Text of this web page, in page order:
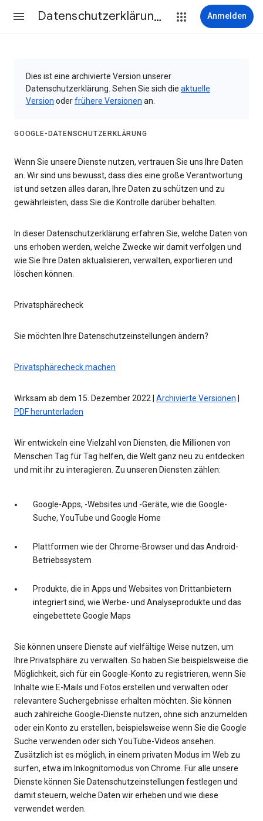
Datenschutzerklärung & Nutzungsbedingungen Anmelden
Dies ist eine archivierte Version unserer
Datenschutzerklärung. Sehen Sie sich die aktuelle
Version oderfrühere Versionen an.
GOOGLE-DATENSCHUTZERKLÄRUNG
Wenn Sie unsere Dienste nutzen, vertrauen Sie uns Ihre Daten
an. Wir sind uns bewusst, dass dies eine große Verantwortung
ist und setzen alles daran, Ihre Daten zu schützen und zu
gewährleisten, dass Sie die Kontrolle darüber behalten.
In dieser Datenschutzerklärung erfahren Sie, welche Daten von
uns erhoben werden, welche Zwecke wir damit verfolgen und
wie Sie Ihre Daten aktualisieren, verwalten, exportieren und
löschen können.
Privatsphärecheck
Sie möchten Ihre Datenschutzeinstellungen ändern?
Privatsphärecheck machen
Wirksam ab dem 15. Dezember 2022 | Archivierte Versionen
PDF herunterladen
Wir entwickeln eine Vielzahl von Diensten, die Millionen von
Menschen Tag für Tag helfen, die Welt ganz neu zu entdecken
und mit ihr zu interagieren. Zu unseren Diensten zählen:
Google-Apps, -Websites und -Geräte, wie die Google-
Suche, YouTube und Google Home
Plattformen wie der Chrome-Browser und das Android-
Betriebssystem
Produkte, die in Apps und Websites von Drittanbietern
integriert sind, wie Werbe- und Analyseprodukte und das
eingebettete Google Maps
Sie können unsere Dienste auf vielfältige Weise nutzen, um
Ihre Privatsphäre zu verwalten. So haben Sie beispielsweise die
Möglichkeit, sich für ein Google-Konto zu registrieren, wenn Sie
Inhalte wie E-Mails und Fotos erstellen und verwalten oder
relevantere Suchergebnisse erhalten möchten. Sie können
auch zahlreiche Google-Dienste nutzen, ohne sich anzumelden
oder ein Konto zu erstellen, beispielsweise wenn Sie die Google
Suche verwenden oder sich YouTube-Videos ansehen.
Zusätzlich ist es möglich, in einem privaten Modus im Web zu
surfen, etwa im Inkognitomodus von Chrome. Für alle unsere
Dienste können Sie Datenschutzeinstellungen festlegen und
damit steuern, welche Daten wir erheben und wie diese
verwendet werden.